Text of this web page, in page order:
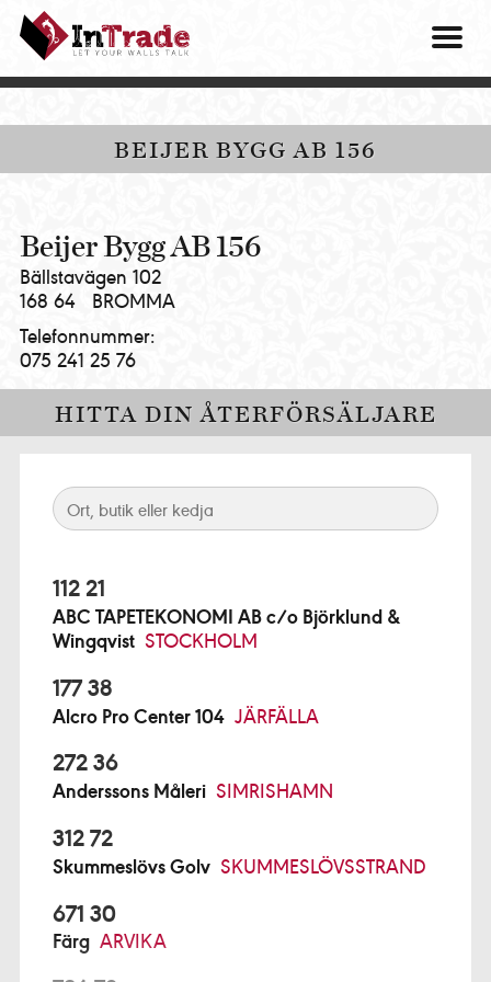
Intrade
ITG
AB
|
your
talk
BEIJER BYGG AB 156
Beijer Bygg AB 156
Bällstavägen 102
168 64
BROMMA
Telefonnummer:
075 241 25 76
HITTA DIN ÅTERFÖRSÄLJARE
112 21
ABC TAPETEKONOMI AB c/o Björklund &
Wingqvist STOCKHOLM
177 38
Alcro Pro Center 104 JÄRFÄLLA
272 36
Anderssons Måleri SIMRISHAMN
312 72
Skummeslövs Golv SKUMMESLÖVSSTRAND
671 30
Färg ARVIKA
OM
VÅRA
HITTA